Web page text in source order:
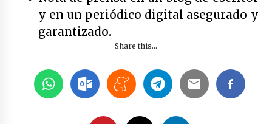
y en un periódico digital asegurado y
garantizado.
Share this...